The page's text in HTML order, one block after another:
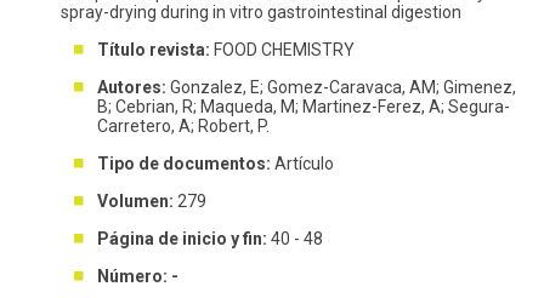
spray-drying during in vitro gastrointestinal digestion
Título revista: FOOD CHEMISTRY
Autores: Gonzalez, E; Gomez-Caravaca, AM; Gimenez,
B; Cebrian, R; Maqueda, M; Martinez-Ferez, A; Segura-
Carretero, A; Robert, P.
Tipo de documentos: Artículo
Volumen: 279
Página de inicio y fin: 40 - 48
Número: -